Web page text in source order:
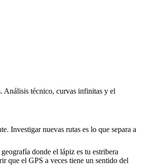
Análisis técnico, curvas infinitas y el
Investigar nuevas rutas es lo que separa a
donde el lápiz es tu estribera
que el GPS a veces tiene un sentido del